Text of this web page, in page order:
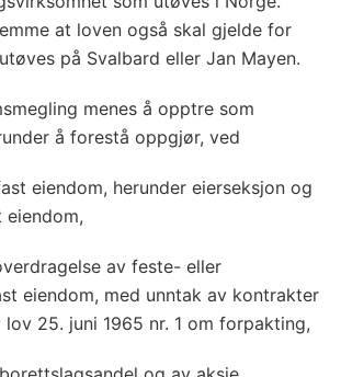
at loven også skal gjelde for
på Svalbard eller Jan Mayen.
menes å opptre som
å forestå oppgjør, ved
eiendom, herunder eierseksjon og
eiendom,
av feste- eller
eiendom, med unntak av kontrakter
25. juni 1965 nr. 1 om forpakting,